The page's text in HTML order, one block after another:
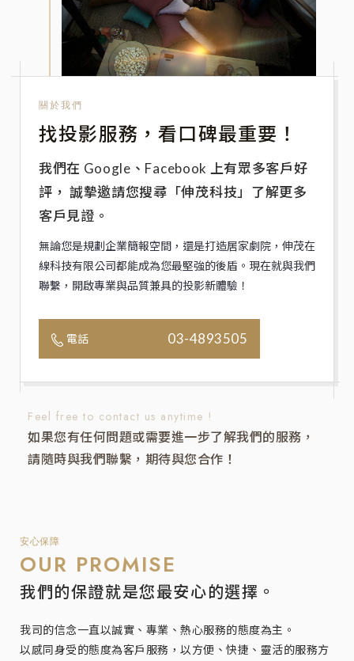
關於我們
找投影服務，看口碑最重要！
我們在 Google、Facebook 上有眾多客戶好
評， 誠摯邀請您搜尋「伸茂科技」了解更多
客戶見證。
無論您是規劃企業簡報空間，還是打造居家劇院，伸茂在
線科技有限公司都能成為您最堅強的後盾。現在就與我們
聯繫，開啟專業與品質兼具的投影新體驗！
電話 03-4893505
Feel free to contact us anytime !
如果您有任何問題或需要進一步了解我們的服務，
請隨時與我們聯繫，期待與您合作！
安心保障
OUR PROMISE
我們的保證就是您最安心的選擇。
我司的信念一直以誠實、專業、熱心服務的態度為主。
以感同身受的態度為客戶服務，以方便、快捷、靈活的服務方